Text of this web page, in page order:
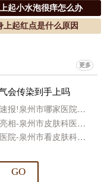
起小水泡很痒怎么办
上起红点是什么原因
更多
会传染到手上吗
今日速报!泉州市哪家医院皮肤科治疗好
专业医院-泉州市看皮肤科医院比较好
GO